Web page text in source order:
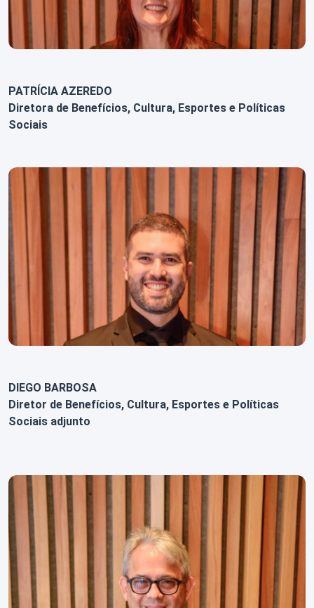
PATRÍCIA AZEREDO
Diretora de Benefícios, Cultura, Esportes e Políticas
Sociais
DIEGO BARBOSA
Diretor de Benefícios, Cultura, Esportes e Políticas
Sociais adjunto